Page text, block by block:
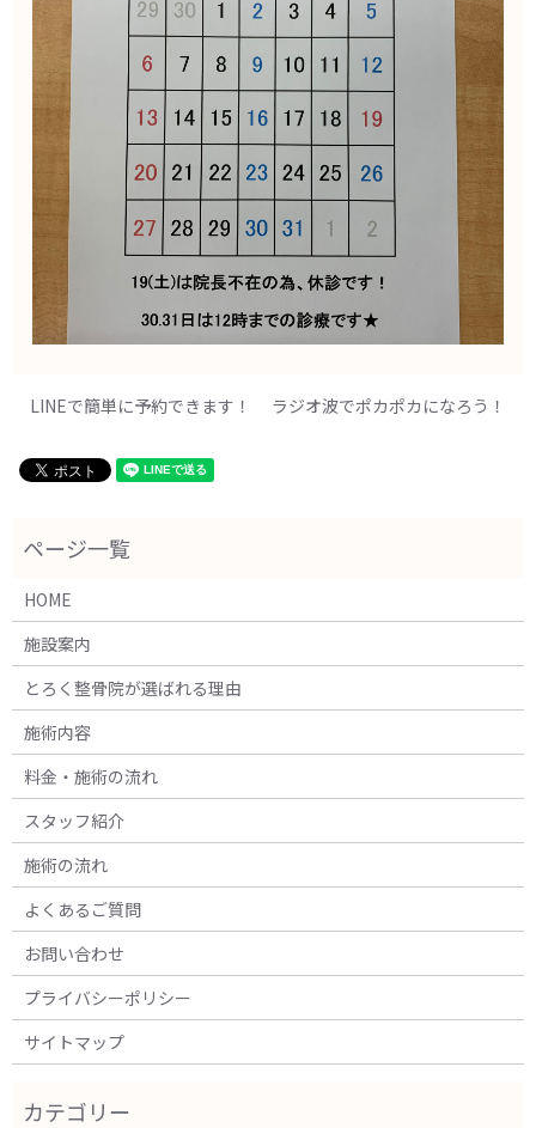
LINEで簡単に予約できます！ ラジオ波でポカポカになろう！
HOME
施設案内
とろく整骨院が選ばれる理由
施術内容
料金・施術の流れ
スタッフ紹介
施術の流れ
よくあるご質問
お問い合わせ
プライバシーポリシー
サイトマップ